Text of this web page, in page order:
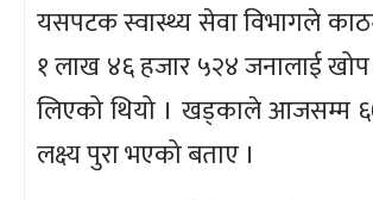
यसपटक स्वास्थ्य सेवा विभागले
१ लाख ४६ हजार ५२४ जनालाई
लिएको थियो । खड्काले आजसम्म
लक्ष्य पुरा भएको बताए ।